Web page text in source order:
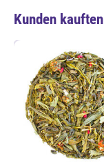
Kunden